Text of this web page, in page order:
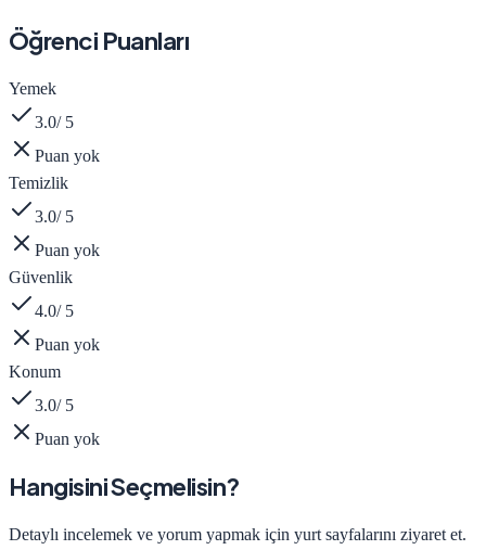
Öğrenci Puanları
Yemek
3.0/ 5
Puan yok
Temizlik
3.0/ 5
Puan yok
Güvenlik
4.0/ 5
Puan yok
Konum
3.0/ 5
Puan yok
Hangisini Seçmelisin?
Detaylı incelemek ve yorum yapmak için yurt sayfalarını ziyaret et.